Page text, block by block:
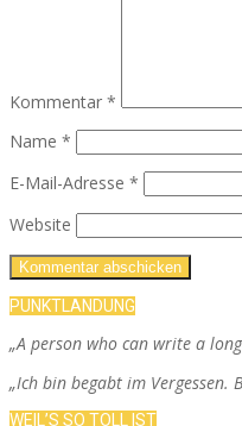
Kommentar *
Name *
E-Mail-Adresse *
Website
PUNKTLANDUNG
„A person who can write a
„Ich bin begabt im Vergessen.
WEIL’S SO TOLL IST